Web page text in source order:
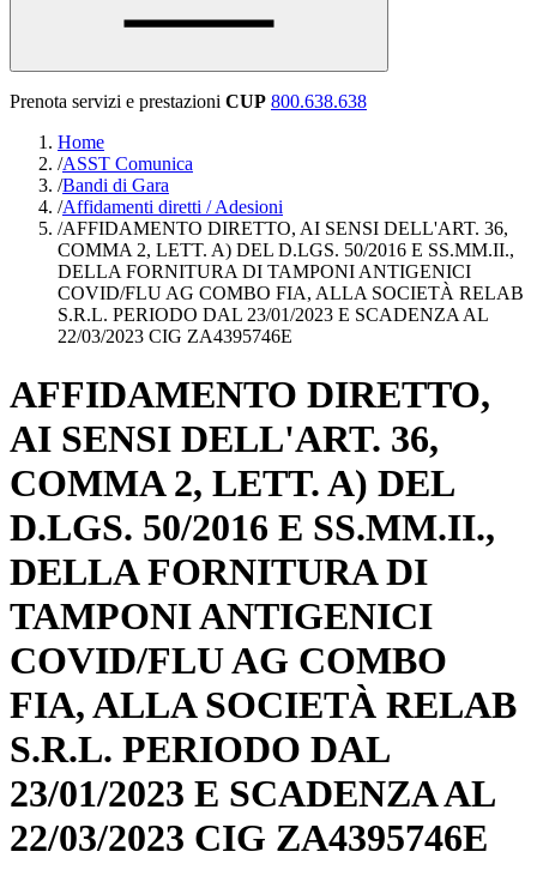
Prenota servizi e prestazioni CUP 800.638.638
Home
/ASST Comunica
/Bandi di Gara
/Affidamenti diretti / Adesioni
/AFFIDAMENTO DIRETTO, AI SENSI DELL'ART. 36,
COMMA 2, LETT. A) DEL D.LGS. 50/2016 E SS.MM.II.,
DELLA FORNITURA DI TAMPONI ANTIGENICI
COVID/FLU AG COMBO FIA, ALLA SOCIETÀ RELAB
S.R.L. PERIODO DAL 23/01/2023 E SCADENZA AL
22/03/2023 CIG ZA4395746E
AFFIDAMENTO DIRETTO,
AI SENSI DELL'ART. 36,
COMMA 2, LETT. A) DEL
D.LGS. 50/2016 E SS.MM.II.,
DELLA FORNITURA DI
TAMPONI ANTIGENICI
COVID/FLU AG COMBO
FIA, ALLA SOCIETÀ RELAB
S.R.L. PERIODO DAL
23/01/2023 E SCADENZA AL
22/03/2023 CIG ZA4395746E